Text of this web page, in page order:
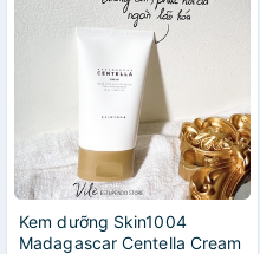
Kem dưỡng Skin1004
Madagascar Centella Cream